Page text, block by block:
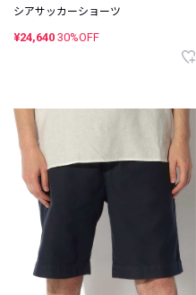
シアサッカーショーツ
¥24,640 30%OFF